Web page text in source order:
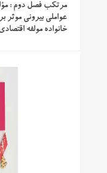
مرتكب فصل دوم :
عواملی بیرونی موثر
خانواده مولفه